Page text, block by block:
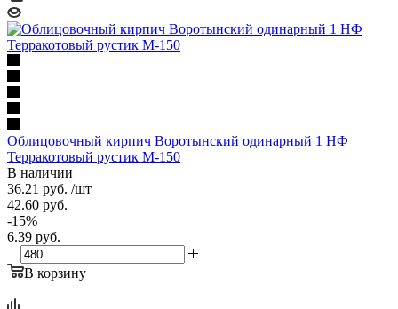
Облицовочный кирпич Воротынский одинарный 1 НФ
Терракотовый рустик М-150
В наличии
36.21 руб. /шт
42.60 руб.
-15%
6.39 руб.
В корзину